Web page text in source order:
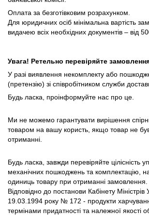
Оплата за безготівковим розрахунком.
Для юридичних осіб мінімальна вартість
видачею всіх необхідних документів – від
Увага! Ретельно перевіряйте
У разі виявлення некомплекту або
(претензію) зі співробітником служби
Будь ласка, проінформуйте нас про це.
Ми не можемо гарантувати вирішення
товаром на вашу користь, якщо товар не
отриманні.
Будь ласка, завжди перевіряйте цілісність
механічних пошкоджень та комплектацію,
одиниць товару при отриманні замовлення.
Відповідно до постанови Кабінету Міністрів
19.03.1994 року № 172 - продукти
термінами придатності та належної якості